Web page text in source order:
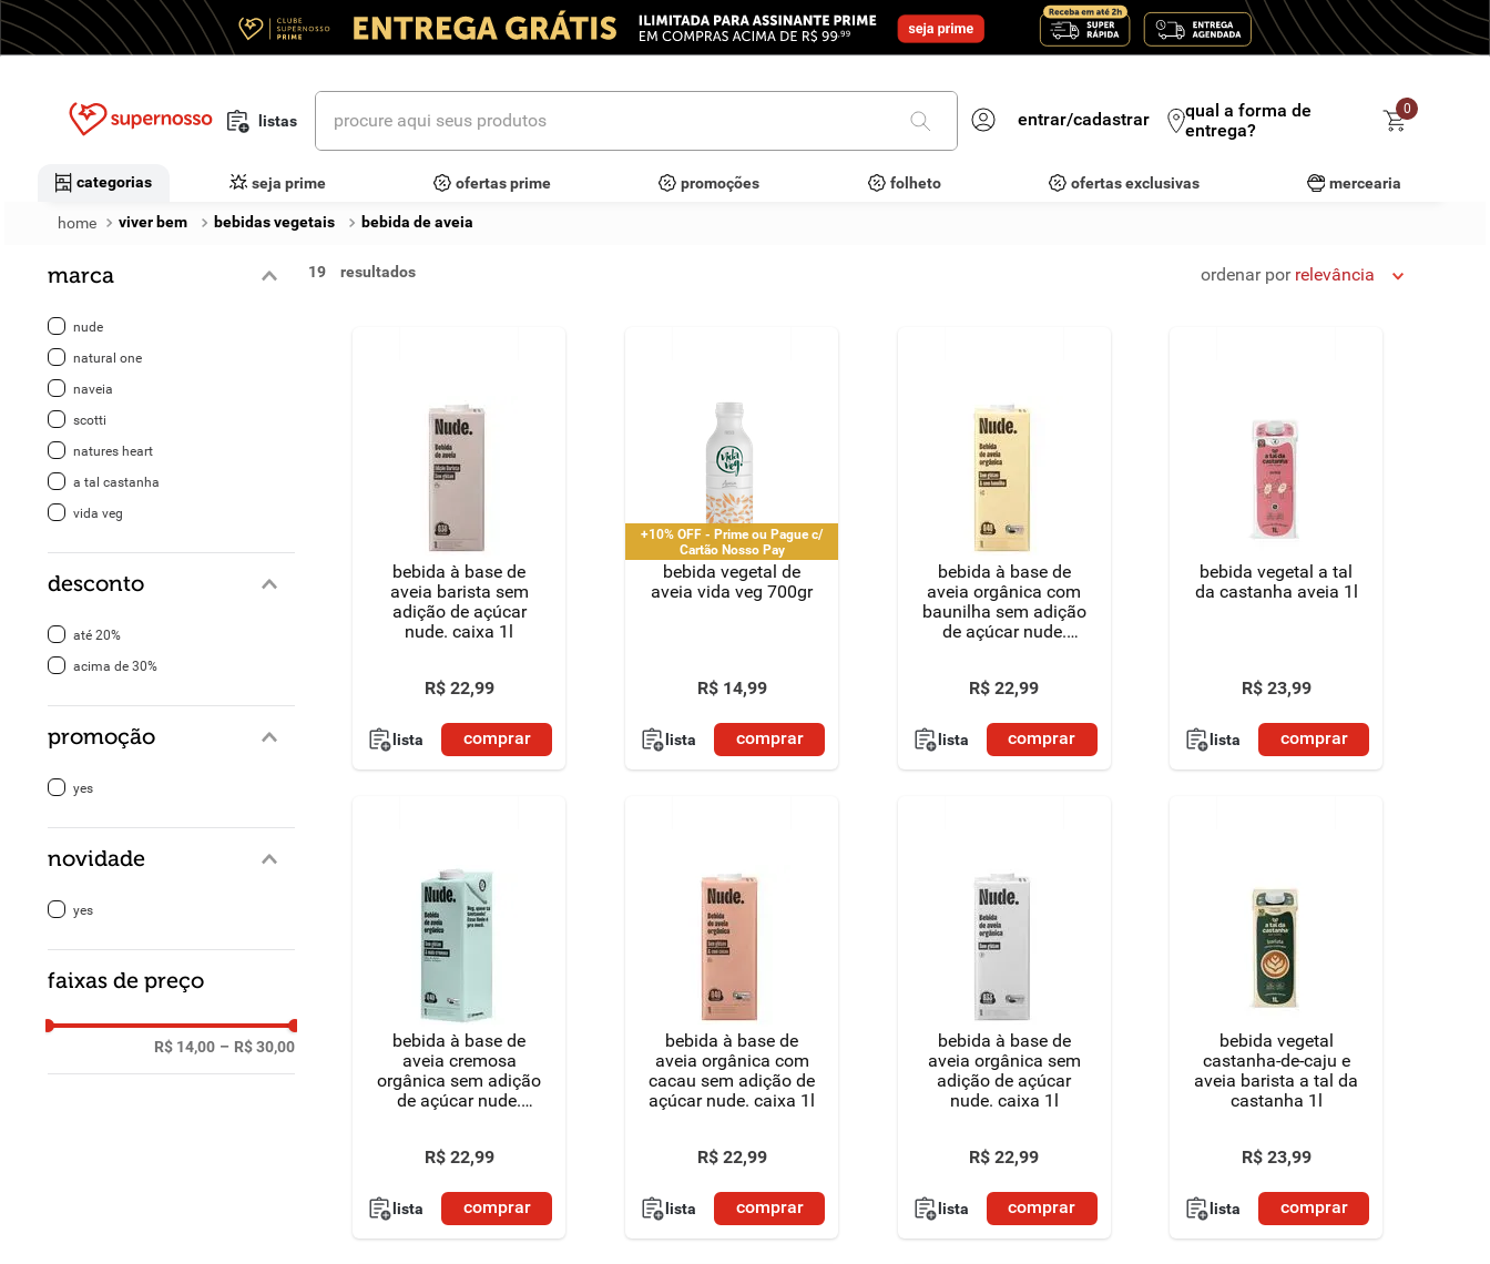
listas
procure aqui seus produtos
entrar/cadastrar
qual a forma de
entrega?
0
categorias seja prime ofertas prime promoções folheto ofertas exclusivas mercearia
viver bem bebidas vegetais bebida de aveia
marca
nude
natural one
naveia
scotti
natures heart
a tal castanha
vida veg
desconto
até 20%
acima de 30%
promoção
yes
novidade
yes
faixas de preço
R$ 14,00 – R$ 30,00
19 ordenar por relevância
bebida à base de
aveia barista sem
adição de açúcar
nude. caixa 1l
R$ 22,99
lista comprar
+10% OFF - Prime ou Pague c/
Cartão Nosso Pay
bebida vegetal de
aveia vida veg 700gr
R$ 14,99
lista comprar
bebida à base de
aveia orgânica com
baunilha sem adição
de açúcar nude.
R$ 22,99
lista comprar
bebida vegetal a tal
da castanha aveia 1l
R$ 23,99
lista comprar
bebida à base de
aveia cremosa
orgânica sem adição
de açúcar nude.
R$ 22,99
lista comprar
bebida à base de
aveia orgânica com
cacau sem adição de
açúcar nude. caixa 1l
R$ 22,99
lista comprar
bebida à base de
aveia orgânica sem
adição de açúcar
nude. caixa 1l
R$ 22,99
lista comprar
bebida vegetal
castanha-de-caju e
aveia barista a tal da
castanha 1l
R$ 23,99
lista comprar
termos mais buscados
macarrão